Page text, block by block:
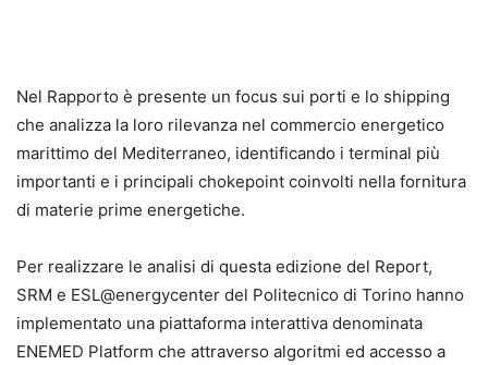
Nel Rapporto è presente un focus sui porti e lo shipping
che analizza la loro rilevanza nel commercio energetico
marittimo del Mediterraneo, identificando i terminal più
importanti e i principali chokepoint coinvolti nella fornitura
di materie prime energetiche.
Per realizzare le analisi di questa edizione del Report,
SRM e ESL@energycenter del Politecnico di Torino hanno
implementato una piattaforma interattiva denominata
ENEMED Platform che attraverso algoritmi ed accesso a